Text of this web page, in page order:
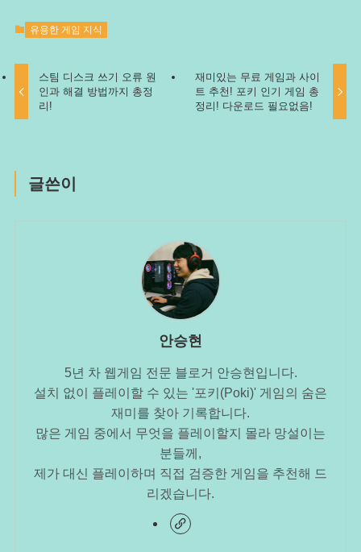
유용한 게임 지식
스팀 디스크 쓰기 오류 원
인과 해결 방법까지 총정
리!
재미있는 무료 게임과 사이
트 추천! 포키 인기 게임 총
정리! 다운로드 필요없음!
글쓴이
안승현
5년 차 웹게임 전문 블로거 안승현입니다.
설치 없이 플레이할 수 있는 '포키(Poki)' 게임의 숨은
재미를 찾아 기록합니다.
많은 게임 중에서 무엇을 플레이할지 몰라 망설이는
분들께,
제가 대신 플레이하며 직접 검증한 게임을 추천해 드
리겠습니다.